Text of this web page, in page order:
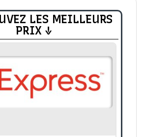
LES MEILLEURS
PRIX ↓